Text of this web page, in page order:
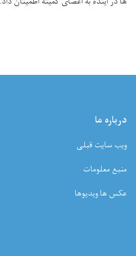
درباره ما
ویب سایت قبلی
منبع معلومات
عکس ها ویدیوها